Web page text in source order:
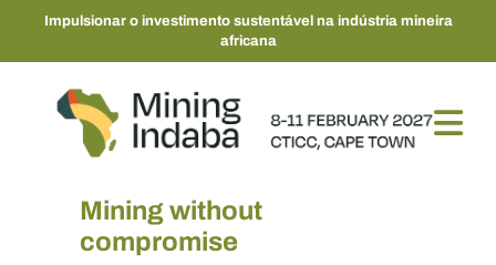
Impulsionar o investimento sustentável na indústria mineira
africana
Mining without
compromise